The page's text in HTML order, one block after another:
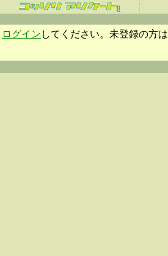
β
ログイン してください。未登録の方は